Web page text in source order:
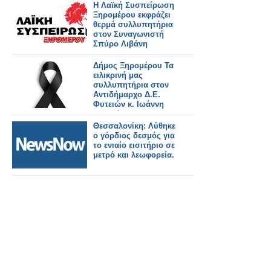
Η Λαϊκή Συσπείρωση
Ξηρομέρου εκφράζει
θερμά συλλυπητήρια
στον Συναγωνιστή
Σπύρο Λιβάνη
Δήμος Ξηρομέρου Τα
ειλικρινή μας
συλλυπητήρια στον
Αντιδήμαρχο Δ.Ε.
Φυτειών κ. Ιωάννη
Φλωρόπουλο,
Θεσσαλονίκη: Λύθηκε
ο γόρδιος δεσμός για
το ενιαίο εισιτήριο σε
μετρό και λεωφορεία.